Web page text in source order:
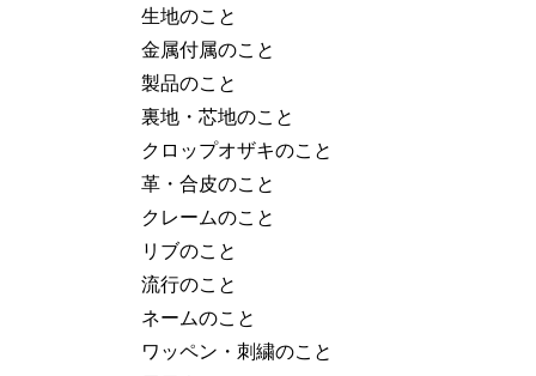
生地のこと
金属付属のこと
製品のこと
裏地・芯地のこと
クロップオザキのこと
革・合皮のこと
クレームのこと
リブのこと
流行のこと
ネームのこと
ワッペン・刺繍のこと